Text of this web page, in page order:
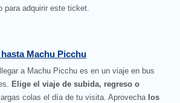
para adquirir este ticket.
Machu Picchu
a Machu Picchu es en un viaje en bus
Elige el viaje de subida, regreso o
colas el día de tu visita. Aprovecha los